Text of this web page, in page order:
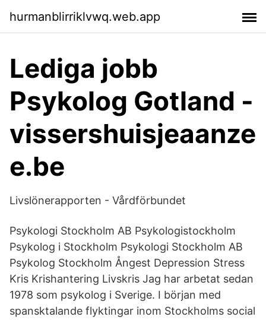
hurmanblirriklvwq.web.app
Lediga jobb
Psykolog Gotland -
vissershuisjeaanze
e.be
Livslönerapporten - Vårdförbundet
Psykologi Stockholm AB Psykologistockholm
Psykolog i Stockholm Psykologi Stockholm AB
Psykolog Stockholm Ångest Depression Stress
Kris Krishantering Livskris Jag har arbetat sedan
1978 som psykolog i Sverige. I början med
spansktalande flyktingar inom Stockholms social